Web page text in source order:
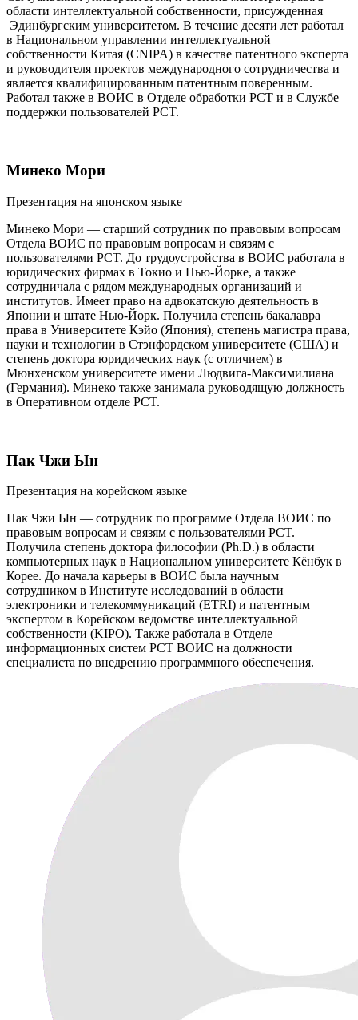
области интеллектуальной собственности, присужденная
Эдинбургским университетом. В течение десяти лет работал
в Национальном управлении интеллектуальной
собственности Китая (CNIPA) в качестве патентного эксперта
и руководителя проектов международного сотрудничества и
является квалифицированным патентным поверенным.
Работал также в ВОИС в Отделе обработки РСТ и в Службе
поддержки пользователей PCT.
Минеко Мори
Презентация на японском языке
Минеко Мори — старший сотрудник по правовым вопросам
Отдела ВОИС по правовым вопросам и связям с
пользователями PCT. До трудоустройства в ВОИС работала в
юридических фирмах в Токио и Нью-Йорке, а также
сотрудничала с рядом международных организаций и
институтов. Имеет право на адвокатскую деятельность в
Японии и штате Нью-Йорк. Получила степень бакалавра
права в Университете Кэйо (Япония), степень магистра права,
науки и технологии в Стэнфордском университете (США) и
степень доктора юридических наук (с отличием) в
Мюнхенском университете имени Людвига-Максимилиана
(Германия). Минеко также занимала руководящую должность
в Оперативном отделе PCT.
Пак Чжи Ын
Презентация на корейском языке
Пак Чжи Ын — сотрудник по программе Отдела ВОИС по
правовым вопросам и связям с пользователями PCT.
Получила степень доктора философии (Ph.D.) в области
компьютерных наук в Национальном университете Кёнбук в
Корее. До начала карьеры в ВОИС была научным
сотрудником в Институте исследований в области
электроники и телекоммуникаций (ETRI) и патентным
экспертом в Корейском ведомстве интеллектуальной
собственности (KIPO). Также работала в Отделе
информационных систем PCT ВОИС на должности
специалиста по внедрению программного обеспечения.